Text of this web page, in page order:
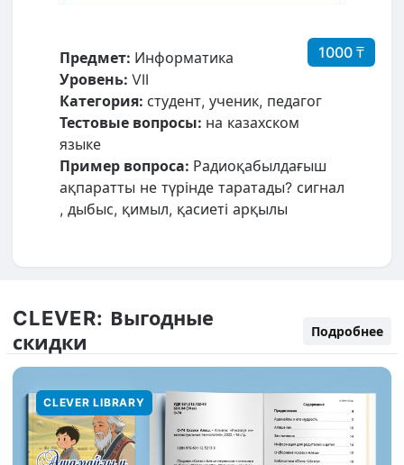
1000 ₸
Предмет: Информатика
Уровень: VII
Категория: студент, ученик, педагог
Тестовые вопросы: на казахском
языке
Пример вопроса: Радиоқабылдағыш
ақпаратты не түрінде таратады? сигнал
, дыбыс, қимыл, қасиеті арқылы
CLEVER: Выгодные
скидки
Подробнее
CLEVER LIBRARY